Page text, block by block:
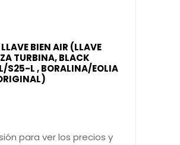
BIEN AIR (LLAVE
TURBINA, BLACK
S25-L , BORALINA/EOLIA
para ver los precios y